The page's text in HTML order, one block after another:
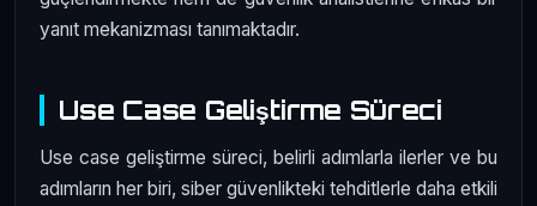
yanıt mekanizması tanımaktadır.
Use Case Geliştirme Süreci
Use case geliştirme süreci, belirli adımlarla ilerler ve bu
adımların her biri, siber güvenlikteki tehditlerle daha etkili